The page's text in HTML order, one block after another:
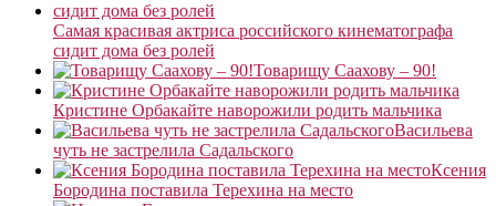
Самая красивая актриса российского кинематографа
сидит дома без ролей
Товарищу Саахову – 90!
Кристине Орбакайте наворожили родить мальчика
Васильева
чуть не застрелила Садальского
Ксения
Бородина поставила Терехина на место